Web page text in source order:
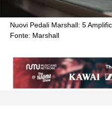
Nuovi Pedali Marshall: 5
Fonte: Marshall